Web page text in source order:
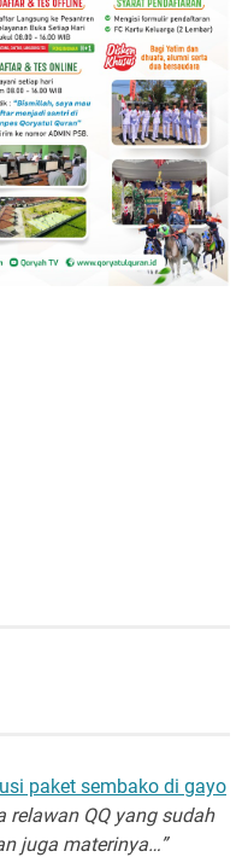
paket sembako di gayo
relawan QQ yang sudah
juga materinya…”